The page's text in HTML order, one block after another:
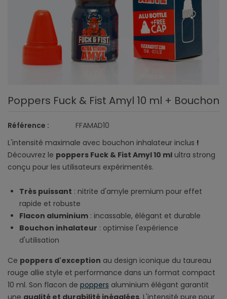
Poppers Fuck & Fist Amyl 10 ml + Bouchon
Référence :
FFAMAD10
L'intensité maximale avec bouchon inhalateur inclus !
Découvrez le poppers Fuck & Fist Amyl 10 ml ultra strong
conçu pour les utilisateurs expérimentés.
Très puissant : nitrite d'amyle premium pour effet
rapide et robuste
Flacon aluminium: incassable, élégant et durable
Bouchon inhalateur : optimise l'expérience
d'utilisation
Ce poppers d'exception au design iconique du taureau
rouge allie style et performance dans un format compact
10 ml. Son flacon de poppers aluminium élégant garantit
une qualité et durabilité inégalées. L'intensité pure pour